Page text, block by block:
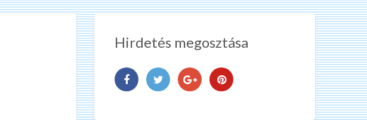
Hirdetés megosztása